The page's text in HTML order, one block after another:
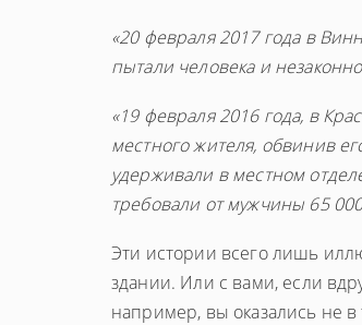
«20 февраля 2017 года в
пытали человека и
«19 февраля 2016 года, в
местного жителя, обвинив
удерживали в местном
требовали от мужчины 65
Эти истории всего лишь
здании. Или с вами, если
например, вы оказались не